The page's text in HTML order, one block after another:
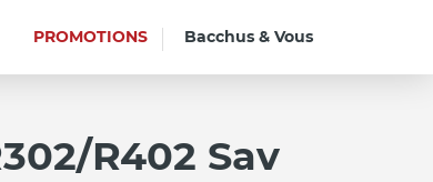
PROMOTIONS Bacchus & Vous
R402 Sav